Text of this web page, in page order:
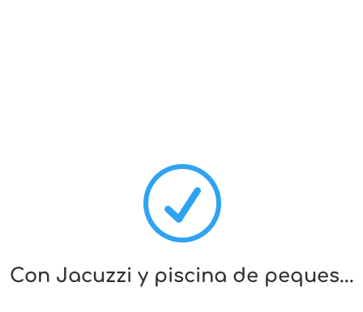
R
Con Jacuzzi y piscina de peques...